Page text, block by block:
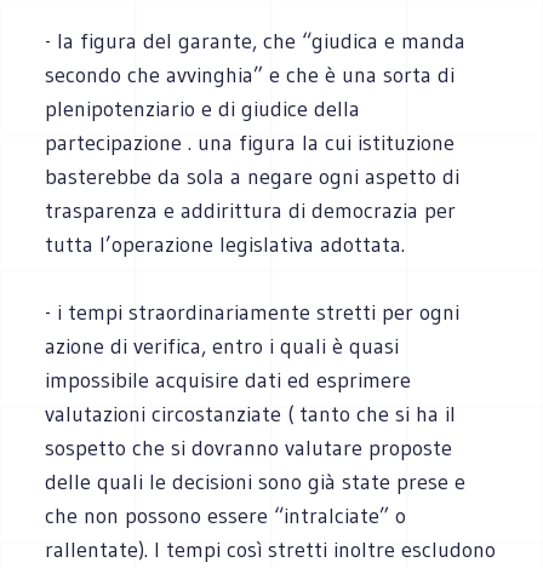
- la figura del garante, che “giudica e manda
secondo che avvinghia” e che è una sorta di
plenipotenziario e di giudice della
partecipazione . una figura la cui istituzione
basterebbe da sola a negare ogni aspetto di
trasparenza e addirittura di democrazia per
tutta l’operazione legislativa adottata.
- i tempi straordinariamente stretti per ogni
azione di verifica, entro i quali è quasi
impossibile acquisire dati ed esprimere
valutazioni circostanziate ( tanto che si ha il
sospetto che si dovranno valutare proposte
delle quali le decisioni sono già state prese e
che non possono essere “intralciate” o
rallentate). I tempi così stretti inoltre escludono